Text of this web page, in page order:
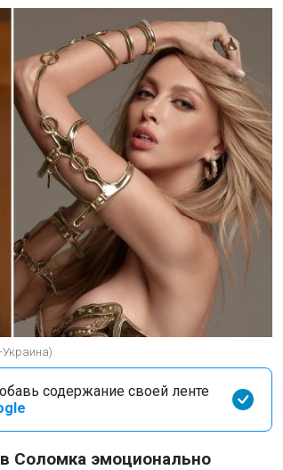
содержание своей ленте
Соломка эмоционально